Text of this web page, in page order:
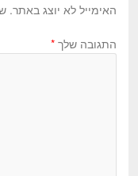
האימייל לא יוצג באתר.
התגובה שלך *